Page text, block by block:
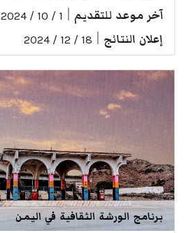
آخر موعد للتقديم 1 / 10 / 2024
إعلان النتائج 18 / 12 / 2024
برنامج الورشة الثقافية في اليمن